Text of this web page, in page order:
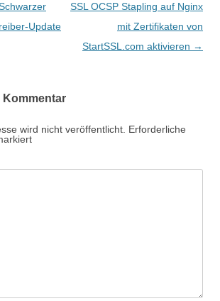
Update
SSL OCSP Stapling auf Nginx
mit Zertifikaten von
StartSSL.com aktivieren →
Kommentar
wird nicht veröffentlicht. Erforderliche